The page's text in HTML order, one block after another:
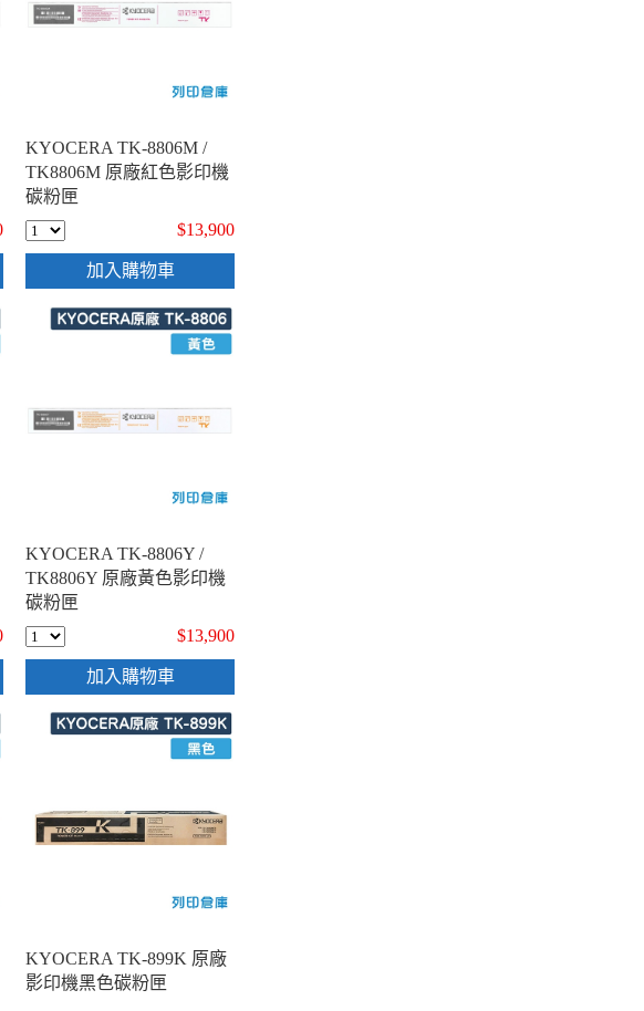
KYOCERA TK-8806M /
TK8806M 原廠紅色影印機
碳粉匣
$13,900
加入購物車
KYOCERA TK-8806Y /
TK8806Y 原廠黃色影印機
碳粉匣
$13,900
加入購物車
KYOCERA TK-899K 原廠
影印機黑色碳粉匣